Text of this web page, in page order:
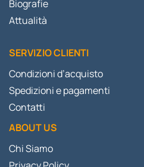
Biografie
Attualità
SERVIZIO CLIENTI
Condizioni d’acquisto
Spedizioni e pagamenti
Contatti
ABOUT US
Chi Siamo